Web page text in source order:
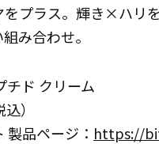
をプラス。輝き×ハリ
み合わせ。
チド クリーム
）
品ページ： https://